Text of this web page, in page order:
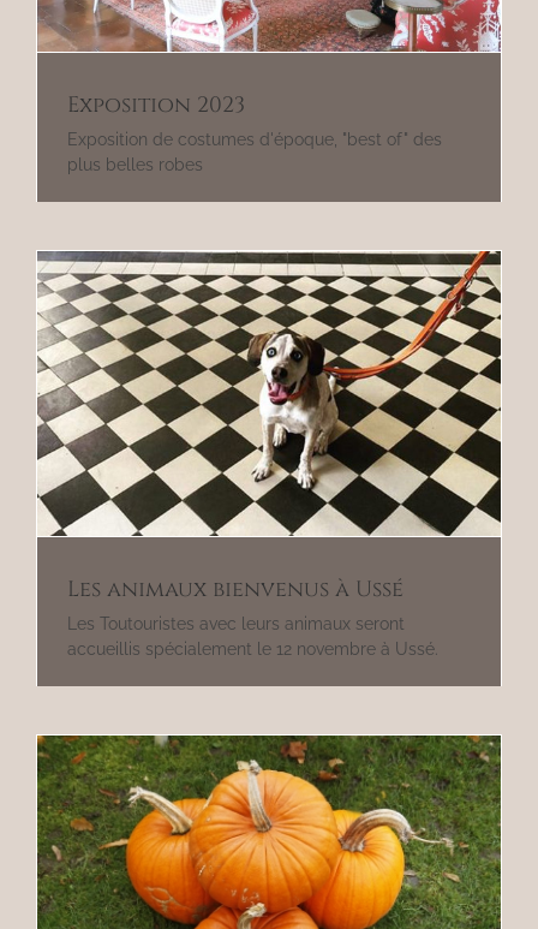
Exposition 2023
Exposition de costumes d'époque, "best of" des
plus belles robes
Les animaux bienvenus à Ussé
Les Toutouristes avec leurs animaux seront
accueillis spécialement le 12 novembre à Ussé.